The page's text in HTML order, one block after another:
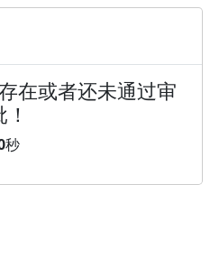
在或者还未通过审
秒